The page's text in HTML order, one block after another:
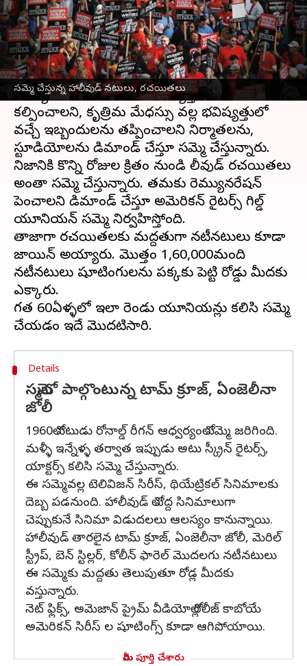
సమ్మె చేస్తున్న హాలీవుడ్ నటులు, రచయితలు
వ్రాసిన వారు Sriram Pranateja Jul 14, 2023 11:34 am
ఈ వార్తాకథనం ఏంటి
హాలీవుడ్ఇండస్ట్రీ నటీనటులు సమ్మె బాట పట్టారు.
రెమ్యునరేషన్ పెంచాలని, భవిష్యత్తుకు భరోసా
కల్పించాలని, కృత్రిమ మేధస్సు వల్ల భవిష్యత్తులో
వచ్చే ఇబ్బందులను తప్పించాలని నిర్మాతలను,
స్టూడియోలను డిమాండ్ చేస్తూ సమ్మె చేస్తున్నారు.
నిజానికి కొన్ని రోజుల క్రితం నుండి హాలీవుడ్ రచయితలు
అంతా సమ్మె చేస్తున్నారు. తమకు రెమ్యునరేషన్
పెంచాలని డిమాండ్ చేస్తూ అమెరికన్ రైటర్స్ గిల్డ్
యూనియన్ సమ్మె నిర్వహిస్తోంది.
తాజాగా రచయితలకు మద్దతుగా నటీనటులు కూడా
జాయిన్ అయ్యారు. మొత్తం 1,60,000మంది
నటీనటులు షూటింగులను పక్కకు పెట్టి రోడ్డు మీదకు
ఎక్కారు.
గత 60ఏళ్ళలో ఇలా రెండు యూనియన్లు కలిసి సమ్మె
Details
సమ్మెలో పాల్గొంటున్న టామ్ క్రూజ్, ఏంజెలీనా
జోలీ
1960లో నటుడు రోనాల్డ్ రీగన్ ఆధ్వర్యంలో సమ్మె జరిగింది.
మళ్ళీ ఇన్నేళ్ళ తర్వాత ఇప్పుడు అటు స్క్రీన్ రైటర్స్,
యాక్టర్స్ కలిసి సమ్మె చేస్తున్నారు.
ఈ సమ్మెవల్ల టెలివిజన్ సిరీస్, థియేట్రికల్ సినిమాలకు
దెబ్బ పడనుంది. హాలీవుడ్ లో పెద్ద సినిమాలుగా
చెప్పుకునే సినిమా విడుదలలు ఆలస్యం కానున్నాయి.
హాలీవుడ్ తారలైన టామ్ క్రూజ్, ఏంజెలీనా జోలీ, మెరిల్
స్ట్రీప్, బెన్ స్టిల్లర్, కోలీన్ ఫారెల్ మొదలగు నటీనటులు
ఈ సమ్మెకు మద్దతు తెలుపుతూ రోడ్ల మీదకు
వస్తున్నారు.
నెట్ ఫ్లిక్స్, అమెజాన్ ప్రైమ్ వీడియోల్లో రిలీజ్ కాబోయే
అమెరికన్ సిరీస్ ల షూటింగ్స్ కూడా ఆగిపోయాయి.
మీరు పూర్తి చేశారు